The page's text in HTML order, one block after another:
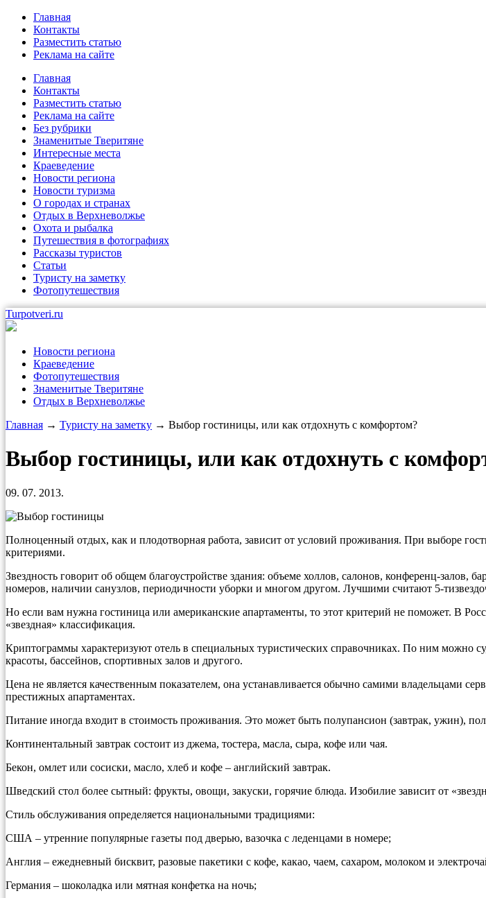
Главная
Контакты
Разместить статью
Реклама на сайте
Главная
Контакты
Разместить статью
Реклама на сайте
Без рубрики
Знаменитые Тверитяне
Интересные места
Краеведение
Новости региона
Новости туризма
О городах и странах
Отдых в Верхневолжье
Охота и рыбалка
Путешествия в фотографиях
Рассказы туристов
Статьи
Туристу на заметку
Фотопутешествия
Turpotveri.ru
Новости региона
Краеведение
Фотопутешествия
Знаменитые Тверитяне
Отдых в Верхневолжье
Главная → Туристу на заметку → Выбор гостиницы, или как отдохнуть с комфортом?
Выбор гостиницы, или как отдохнуть с
09. 07. 2013.
Полноценный отдых, как и плодотворная работа, зависит от условий проживания. При выборе
критериями.
Звездность говорит об общем благоустройстве здания: объеме холлов, салонов, конференц-залов,
номеров, наличии санузлов, периодичности уборки и многом другом. Лучшими считают 5-
Но если вам нужна гостиница или американские апартаменты, то этот критерий не поможет. В
«звездная» классификация.
Криптограммы характеризуют отель в специальных туристических справочниках. По ним можно
красоты, бассейнов, спортивных залов и другого.
Цена не является качественным показателем, она устанавливается обычно самими владельцами
престижных апартаментах.
Питание иногда входит в стоимость проживания. Это может быть полупансион (завтрак, ужин),
Континентальный завтрак состоит из джема, тостера, масла, сыра, кофе или чая.
Бекон, омлет или сосиски, масло, хлеб и кофе – английский завтрак.
Шведский стол более сытный: фрукты, овощи, закуски, горячие блюда. Изобилие зависит от
Стиль обслуживания определяется национальными традициями:
США – утренние популярные газеты под дверью, вазочка с леденцами в номере;
Англия – ежедневный бисквит, разовые пакетики с кофе, какао, чаем, сахаром, молоком и
Германия – шоколадка или мятная конфетка на ночь;